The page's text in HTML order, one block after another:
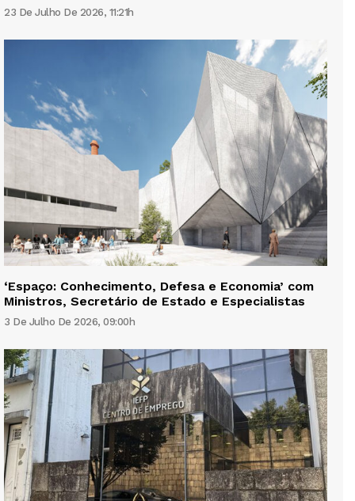
23 De Julho De 2026, 11:21h
‘Espaço: Conhecimento, Defesa e Economia’ com
Ministros, Secretário de Estado e Especialistas
3 De Julho De 2026, 09:00h